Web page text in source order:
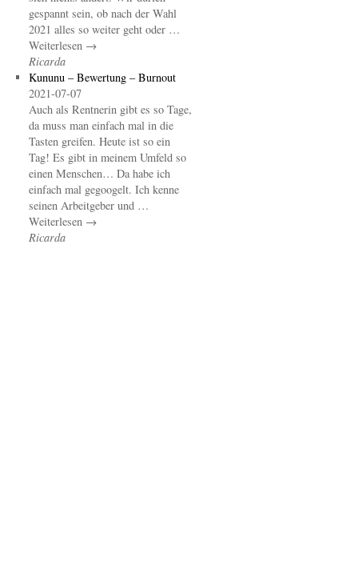
gespannt sein, ob nach der Wahl
2021 alles so weiter geht oder …
Weiterlesen →
Ricarda
Kununu – Bewertung – Burnout
2021-07-07
Auch als Rentnerin gibt es so Tage,
da muss man einfach mal in die
Tasten greifen. Heute ist so ein
Tag! Es gibt in meinem Umfeld so
einen Menschen… Da habe ich
einfach mal gegoogelt. Ich kenne
seinen Arbeitgeber und …
Weiterlesen →
Ricarda